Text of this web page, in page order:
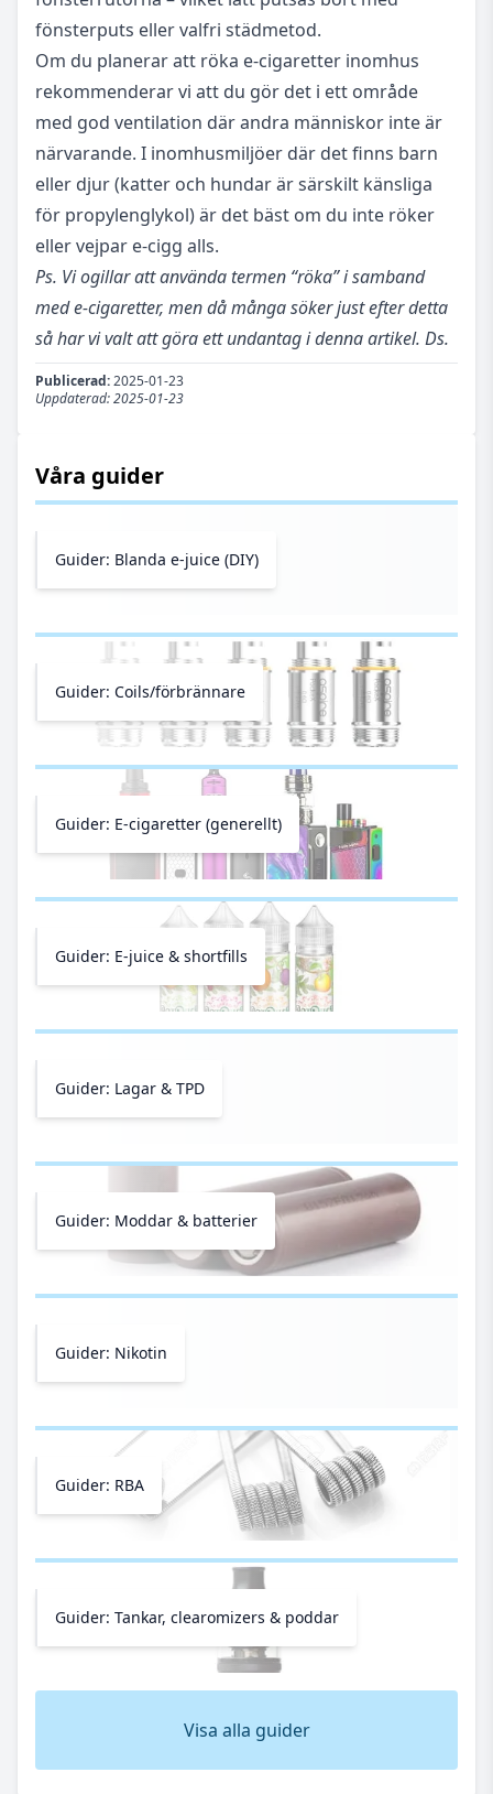
fönsterputs eller valfri städmetod.
Om du planerar att röka e-cigaretter inomhus
rekommenderar vi att du gör det i ett område
med god ventilation där andra människor inte är
närvarande. I inomhusmiljöer där det finns barn
eller djur (katter och hundar är särskilt känsliga
för propylenglykol) är det bäst om du inte röker
eller vejpar e-cigg alls.
Ps. Vi ogillar att använda termen “röka” i samband
med e-cigaretter, men då många söker just efter detta
så har vi valt att göra ett undantag i denna artikel. Ds.
Publicerad:2025-01-23
Uppdaterad:2025-01-23
Våra guider
Guider: Blanda e-juice (DIY)
Guider: Coils/förbrännare
Guider: E-cigaretter (generellt)
Guider: E-juice & shortfills
Guider: Lagar & TPD
Guider: Moddar & batterier
Guider: Nikotin
Guider: RBA
Guider: Tankar, clearomizers & poddar
Visa alla guider